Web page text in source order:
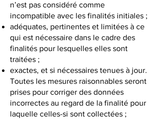
n’est pas considéré comme
incompatible avec les finalités initiales ;
adéquates, pertinentes et limitées à ce
qui est nécessaire dans le cadre des
finalités pour lesquelles elles sont
traitées ;
exactes, et si nécessaires tenues à jour.
Toutes les mesures raisonnables seront
prises pour corriger des données
incorrectes au regard de la finalité pour
laquelle celles-si sont collectées ;